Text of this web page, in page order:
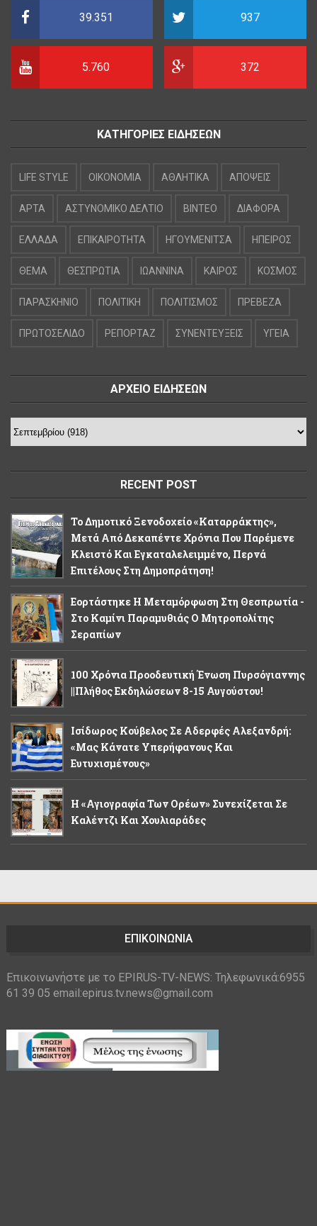
39.351 937
5.760 372
ΚΑΤΗΓΟΡΙΕΣ ΕΙΔΗΣΕΩΝ
LIFE STYLE OIKONOMIA ΑΘΛΗΤΙΚΑ ΑΠΟΨΕΙΣ
ΑΡΤΑ ΑΣΤΥΝΟΜΙΚΟ ΔΕΛΤΙΟ ΒΙΝΤΕΟ ΔΙΑΦΟΡΑ
ΕΛΛΑΔΑ ΕΠΙΚΑΙΡΟΤΗΤΑ ΗΓΟΥΜΕΝΙΤΣΑ ΗΠΕΙΡΟΣ
ΘΕΜΑ ΘΕΣΠΡΩΤΙΑ ΙΩΑΝΝΙΝΑ ΚΑΙΡΟΣ ΚΟΣΜΟΣ
ΠΑΡΑΣΚΗΝΙΟ ΠΟΛΙΤΙΚΗ ΠΟΛΙΤΙΣΜΟΣ ΠΡΕΒΕΖΑ
ΠΡΩΤΟΣΕΛΙΔΟ ΡΕΠΟΡΤΑΖ ΣΥΝΕΝΤΕΥΞΕΙΣ ΥΓΕΙΑ
ΑΡΧΕΙΟ ΕΙΔΗΣΕΩΝ
RECENT POST
Το Δημοτικό Ξενοδοχείο «Καταρράκτης»,
Μετά Από Δεκαπέντε Χρόνια Που Παρέμενε
Κλειστό Και Εγκαταλελειμμένο, Περνά
Επιτέλους Στη Δημοπράτηση!
Εορτάστηκε Η Μεταμόρφωση Στη Θεσπρωτία -
Στο Καμίνι Παραμυθιάς Ο Μητροπολίτης
Σεραπίων
100 Χρόνια Προοδευτική Ένωση Πυρσόγιαννης
||Πλήθος Εκδηλώσεων 8-15 Αυγούστου!
Ισίδωρος Κούβελος Σε Αδερφές Αλεξανδρή:
«Μας Κάνατε Υπερήφανους Και
Ευτυχισμένους»
Η «Αγιογραφία Των Ορέων» Συνεχίζεται Σε
Καλέντζι Και Χουλιαράδες
ΕΠΙΚΟΙΝΩΝΙΑ
Επικοινωνήστε με το EPIRUS-TV-NEWS: Τηλεφωνικά:6955
61 39 05 email:epirus.tv.news@gmail.com